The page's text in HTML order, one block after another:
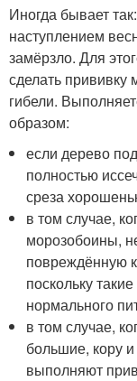
Иногда бывает
наступлением
замёрзло. Для
сделать прививку
гибели.
образом:
если дерево
полностью
среза
в том случае,
морозобоины,
повреждённую
поскольку
нормального
в том случае,
большие, кору
выполняют